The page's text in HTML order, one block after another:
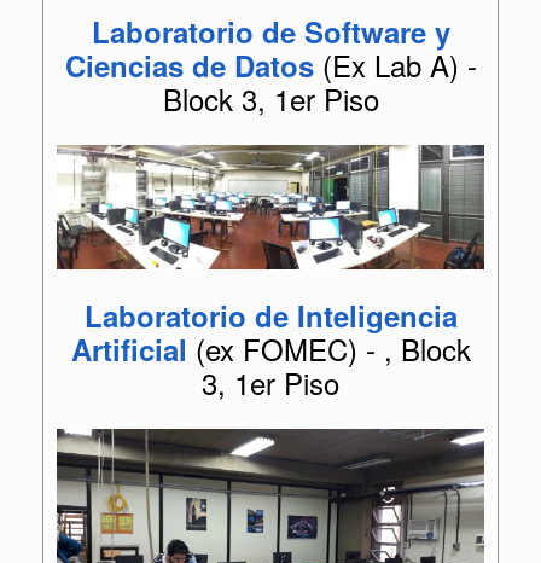
Laboratorio de Software y
Ciencias de Datos (Ex Lab A) -
Block 3, 1er Piso
Laboratorio de Inteligencia
Artificial (ex FOMEC) - , Block
3, 1er Piso